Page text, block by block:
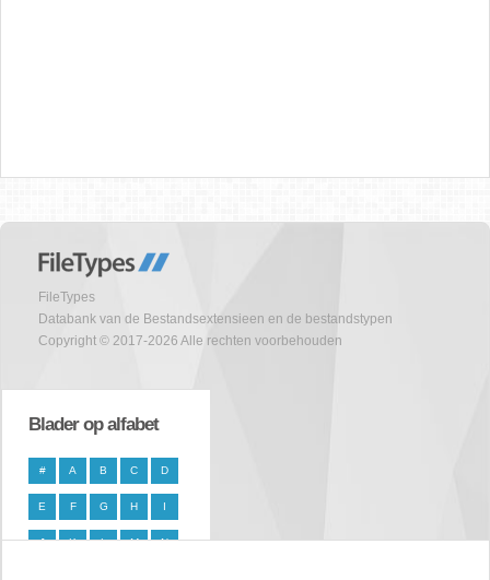
FileTypes
Databank van de Bestandsextensieen en de bestandstypen
Copyright © 2017-2026 Alle rechten voorbehouden
Blader op alfabet
# A B C D
E F G H I
J K L M N